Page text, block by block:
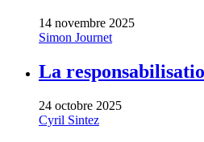
14 novembre 2025
Simon Journet
La
24 octobre 2025
Cyril Sintez